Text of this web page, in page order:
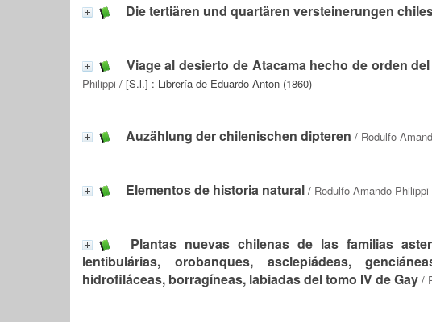
Die tertiären und quartären versteinerungen
Viage al desierto de Atacama hecho de orden
Philippi / [S.l.] : Librería de Eduardo Anton (1860)
Auzählung der chilenischen dipteren / Rodulfo
Elementos de historia natural / Rodulfo Amando Philippi
Plantas nuevas chilenas de las familias
lentibulárias, orobanques, asclepiádeas,
hidrofiláceas, borragíneas, labiadas del tomo IV de Gay /